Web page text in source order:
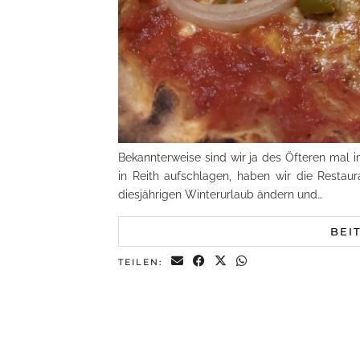
Bekannterweise sind wir ja des Öfteren mal
in Reith aufschlagen, haben wir die
diesjährigen Winterurlaub ändern und…
TEILEN: